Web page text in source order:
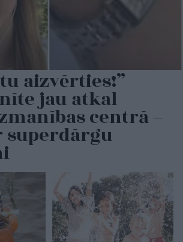
aizvērties!”
jau atkal
centrā –
superdārgu